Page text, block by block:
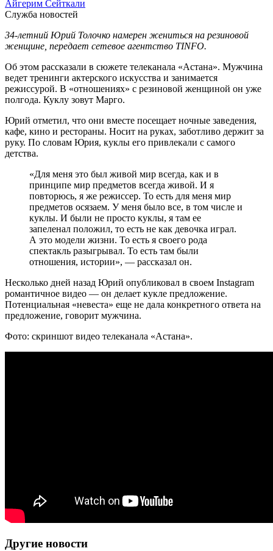
Айгерим Сейткали
Служба новостей
34-летний Юрий Толочко намерен жениться на резиновой
женщине, передает сетевое агентство TINFO.
Об этом рассказали в сюжете телеканала «Астана». Мужчина
ведет тренинги актерского искусства и занимается
режиссурой. В «отношениях» с резиновой женщиной он уже
полгода. Куклу зовут Марго.
Юрий отметил, что они вместе посещает ночные заведения,
кафе, кино и рестораны. Носит на руках, заботливо держит за
руку. По словам Юрия, куклы его привлекали с самого
детства.
«Для меня это был живой мир всегда, как и в
принципе мир предметов всегда живой. И я
повторюсь, я же режиссер. То есть для меня мир
предметов осязаем. У меня было все, в том числе и
куклы. И были не просто куклы, я там ее
запеленал положил, то есть не как девочка играл.
А это модели жизни. То есть я своего рода
спектакль разыгрывал. То есть там были
отношения, истории», — рассказал он.
Несколько дней назад Юрий опубликовал в своем Instagram
романтичное видео — он делает кукле предложение.
Потенциальная «невеста» еще не дала конкретного ответа на
предложение, говорит мужчина.
Фото: скриншот видео телеканала «Астана».
Другие новости